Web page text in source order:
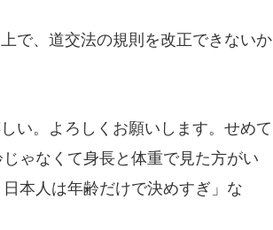
で、道交法の規則を改正できないか
い。よろしくお願いします。せめて
ゃなくて身長と体重で見た方がい
本人は年齢だけで決めすぎ」な